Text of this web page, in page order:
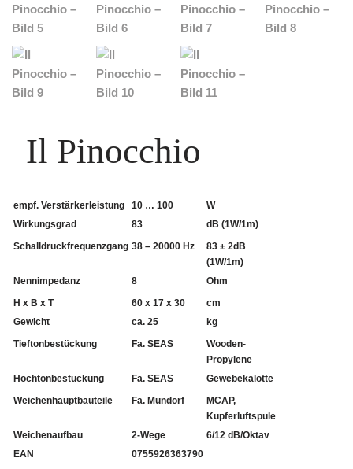
Il Pinocchio
empf. Verstärkerleistung 10 … 100
W
Wirkungsgrad
83
dB (1W/1m)
Schalldruckfrequenzgang 38 – 20000 Hz
83 ± 2dB
(1W/1m)
Nennimpedanz
8
Ohm
H x B x T
60 x 17 x 30
cm
Gewicht
ca. 25
kg
Tieftonbestückung
Fa. SEAS
Wooden-
Propylene
Hochtonbestückung
Fa. SEAS
Gewebekalotte
Weichenhauptbauteile
Fa. Mundorf
MCAP,
Kupferluftspule
Weichenaufbau
2-Wege
6/12 dB/Oktav
EAN
0755926363790